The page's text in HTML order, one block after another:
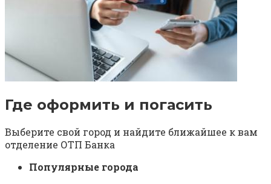
Где оформить и погасить
Выберите свой город и найдите ближайшее к вам
отделение ОТП Банка
Популярные города